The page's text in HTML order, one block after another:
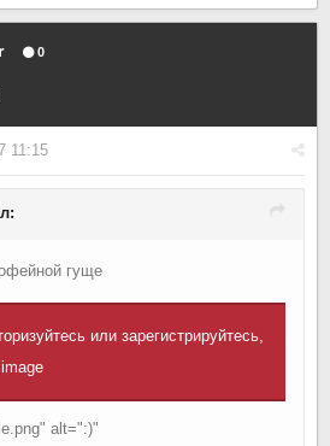
0
11:15
гуще
или зарегистрируйтесь,
alt=":)"